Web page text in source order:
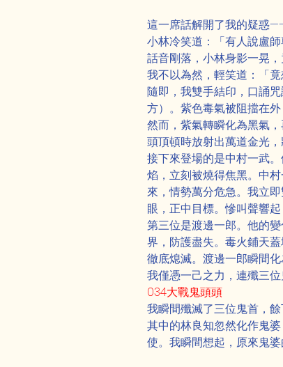
這一席話解開了我的疑惑
小林冷笑道：「有人說盧
話音剛落，小林身影一晃
我不以為然，輕笑道：「竟
隨即，我雙手結印，口誦
方）。紫色毒氣被阻擋在外
然而，紫氣轉瞬化為黑氣
頭頂頓時放射出萬道金光
接下來登場的是中村一武
焰，立刻被燒得焦黑。中
來，情勢萬分危急。我立
眼，正中目標。慘叫聲響
第三位是渡邊一郎。他的
界，防護盡失。毒火鋪天
徹底熄滅。渡邊一郎瞬間
我僅憑一己之力，連殲三位
034大戰鬼頭頭
我瞬間殲滅了三位鬼首，
其中的林良知忽然化作鬼
使。我瞬間想起，原來鬼